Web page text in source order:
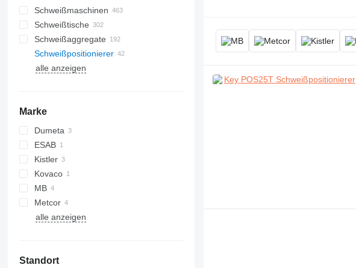
Schweißmaschinen
Schweißtische
Schweißaggregate
Schweißpositionierer
alle anzeigen
Marke
Dumeta
ESAB
Kistler
Kovaco
MB
Metcor
alle anzeigen
Standort